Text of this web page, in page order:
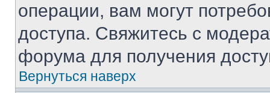
операции, вам могут
доступа. Свяжитесь с
форума для получения
Вернуться наверх